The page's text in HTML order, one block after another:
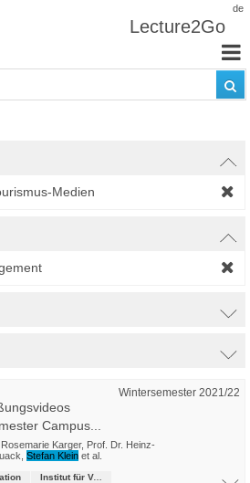
de
Lecture2Go
Medien
Wintersemester 2021/22
Campus...
Karger, Prof. Dr. Heinz-
Stefan Klein et al.
Institut für Verkehrsmanagement